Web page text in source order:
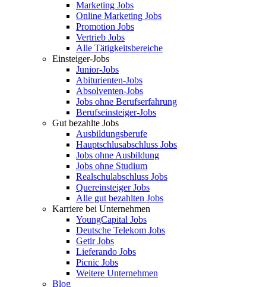
Marketing Jobs
Online Marketing Jobs
Promotion Jobs
Vertrieb Jobs
Alle Tätigkeitsbereiche
Einsteiger-Jobs
Junior-Jobs
Abiturienten-Jobs
Absolventen-Jobs
Jobs ohne Berufserfahrung
Berufseinsteiger-Jobs
Gut bezahlte Jobs
Ausbildungsberufe
Hauptschlusabschluss Jobs
Jobs ohne Ausbildung
Jobs ohne Studium
Realschulabschluss Jobs
Quereinsteiger Jobs
Alle gut bezahlten Jobs
Karriere bei Unternehmen
YoungCapital Jobs
Deutsche Telekom Jobs
Getir Jobs
Lieferando Jobs
Picnic Jobs
Weitere Unternehmen
Blog